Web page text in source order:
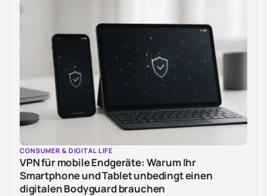
CONSUMER & DIGITAL LIFE
VPN für mobile Endgeräte: Warum Ihr
Smartphone und Tablet unbedingt einen
digitalen Bodyguard brauchen